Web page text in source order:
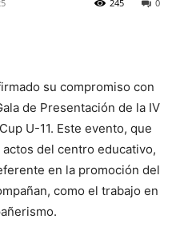
0
245
su compromiso con
de Presentación de la IV
U-11. Este evento, que
del centro educativo,
en la promoción del
como el trabajo en